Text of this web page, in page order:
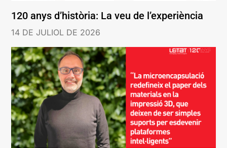
120 anys d’història: La veu de l’experiència
14 DE JULIOL DE 2026